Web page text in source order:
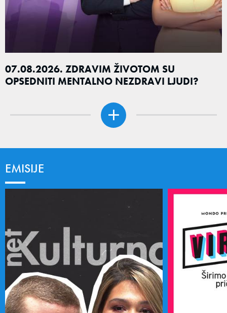
07.08.2026. ZDRAVIM ŽIVOTOM SU
OPSEDNITI MENTALNO NEZDRAVI LJUDI?
EMISIJE